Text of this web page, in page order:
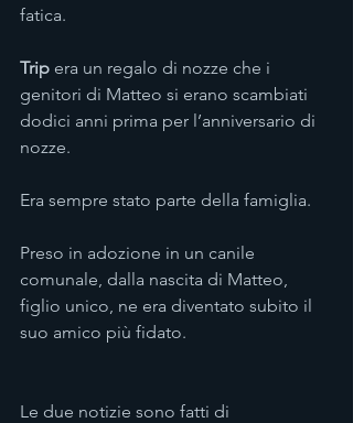
fatica.
Trip era un regalo di nozze che i
genitori di Matteo si erano scambiati
dodici anni prima per l’anniversario di
nozze.
Era sempre stato parte della famiglia.
Preso in adozione in un canile
comunale, dalla nascita di Matteo,
figlio unico, ne era diventato subito il
suo amico più fidato.
Le due notizie sono fatti di